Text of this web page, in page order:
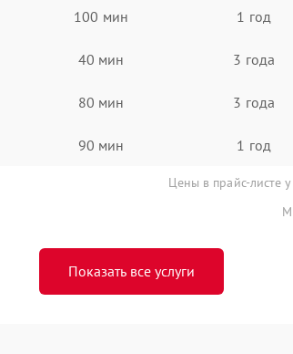
100 мин 1 год
40 мин 3 года
80 мин 3 года
90 мин 1 год
Цены в прайс-листе
Показать все услуги